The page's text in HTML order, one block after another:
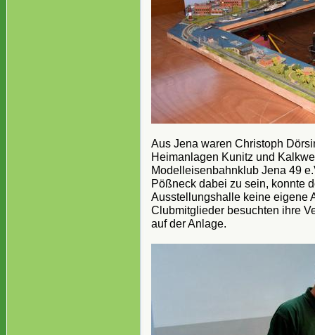
Aus Jena waren Christoph
Heimanlagen Kunitz und
Modelleisenbahnklub Jena 49
Pößneck dabei zu sein, konnte
Ausstellungshalle keine eigene
Clubmitglieder besuchten ihre
auf der Anlage.